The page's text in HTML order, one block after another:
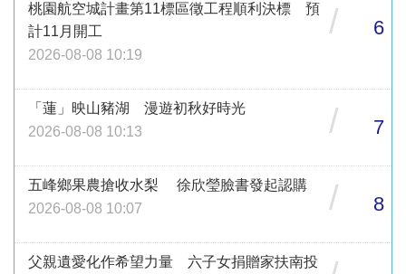
桃園航空城計畫第11標區徵工程順利決標 預
計11月開工
2026-08-08 10:19
/ 6
「蓮」映山豬湖 漫遊初秋好時光
2026-08-08 10:13
/ 7
五峰鄉果農搶收水梨 徐欣瑩臉書發起認購
2026-08-08 10:07
/ 8
父親遺愛化作希望力量 六子女捐贈家扶南投